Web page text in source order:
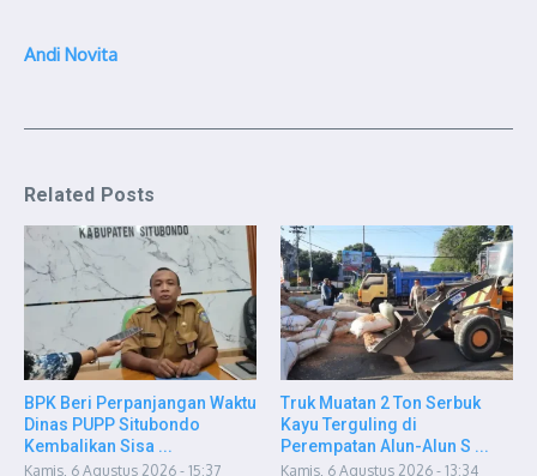
Andi Novita
Related Posts
BPK Beri Perpanjangan Waktu
Dinas PUPP Situbondo
Kembalikan Sisa ...
Kamis, 6 Agustus 2026 - 15:37
Truk Muatan 2 Ton Serbuk
Kayu Terguling di
Perempatan Alun-Alun S ...
Kamis, 6 Agustus 2026 - 13:34